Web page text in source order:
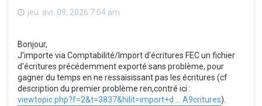
jeu. avr. 09, 2026 7:54 am
Bonjour,
J'importe via Comptabilité/Import d'écritures FEC un fichier
d'écritures précédemment exporté sans problème, pour
gagner du temps en ne ressaisissant pas les écritures (cf
description du premier problème ren,contré ici :
viewtopic.php?f=2&t=3837&hilit=import+d ... A9critures).